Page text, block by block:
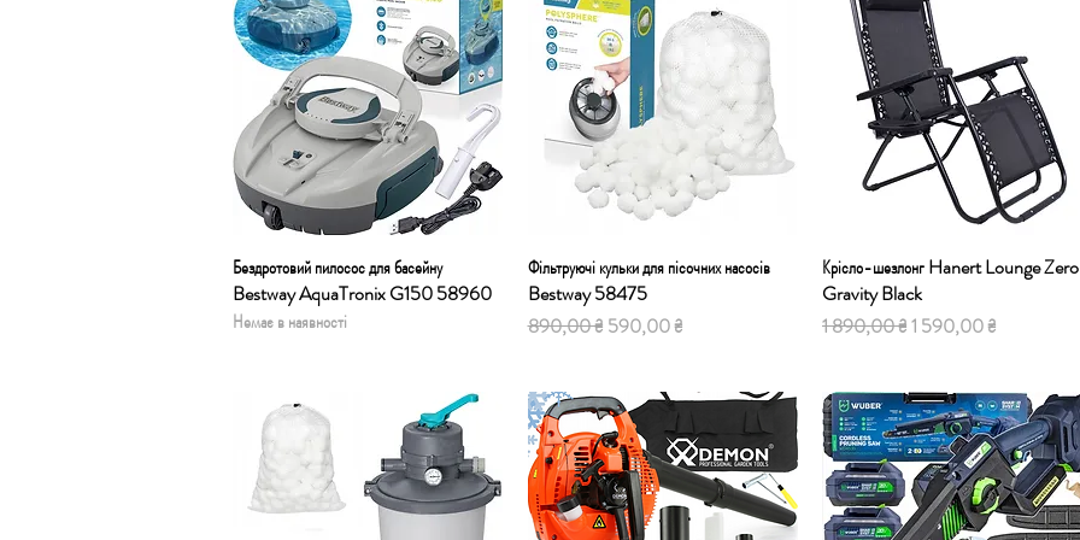
Швидкий перегляд
Бездротовий пилосос для басейну
Bestway AquaTronix G150 58960
Немає в наявності
Швидкий перегляд
Фільтруючі кульки для пісочних насосів
Bestway 58475
Звичайна ціна
890,00 ₴ За розпродажем
590,00 ₴
Швидкий перегляд
Крісло-шезлонг Hanert Lounge Zero
Gravity Black
Звичайна ціна
1 890,00 ₴За розпродажем
1 590,00 ₴